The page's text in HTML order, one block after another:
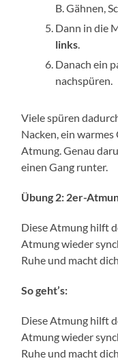
B. Gähnen,
Dann in die
links
Danach ein
nachspüren.
Viele spüren
Nacken, ein
Atmung. Genau
einen Gang runter.
Übung 2: 2er-
Diese Atmung hilft
Atmung wieder
Ruhe und macht
So geht’s:
Diese Atmung hilft
Atmung wieder
Ruhe und macht